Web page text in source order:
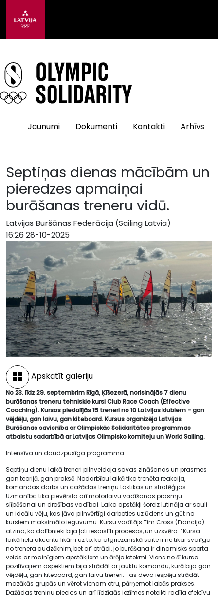
Jaunumi Dokumenti Kontakti Arhīvs
Septiņas dienas mācībām un
pieredzes apmaiņai
burāšanas treneru vidū.
Latvijas Buršānas Federācija (Sailing Latvia)
16:26 28-10-2025
Apskatīt galeriju
No 23. līdz 29. septembrim Rīgā, Ķīšezerā, norisinājās 7 dienu
burāšanas treneru tehniskie kursi Club Race Coach (Effective
Coaching). Kursos piedalījās 15 treneri no 10 Latvijas klubiem – gan
vējdēļu, gan laivu, gan kiteboard. Kursus organizēja Latvijas
Burāšanas savienība ar Olimpiskās Solidaritātes programmas
atbalstu sadarbībā ar Latvijas Olimpisko komiteju un World Sailing.
Intensīva un daudzpusīga programma
Septiņu dienu laikā treneri pilnveidoja savas zināšanas un prasmes
gan teorijā, gan praksē. Nodarbību laikā tika trenēta reakcija,
komandas darbs un dažādas treniņu taktikas un stratēģijas.
Uzmanība tika pievērsta arī motorlaivu vadīšanas prasmju
slīpēšanai un drošības vadībai. Laika apstākļi šoreiz lutināja ar sauli
un ideālu vēju, kas ļāva pilnvērtīgi darboties uz ūdens un gūt no
kursiem maksimālo ieguvumu. Kursu vadītājs Tim Cross (Francija)
atzina, ka dalībnieki bija ļoti iesaistīti procesos, un uzsvēra: “Kursa
laikā lielu akcentu likām uz to, ka atgriezeniskā saite ir ne tikai svarīga
no trenera audzēknim, bet arī otrādi, jo burāšana ir dinamisks sporta
veids ar mainīgiem apstākļiem un ārējo ietekmi. Viens no šī kursa
pozitīvajiem aspektiem bija strādāt ar jauktu komandu, kurā bija gan
vējdēļu, gan kiteboard, gan laivu treneri. Tas deva iespēju strādāt
mazākās grupās un vērot vienam otru, pārņemot labās prakses.
Dažādas treniņu pieejas un arī līdzīgās iezīmes noteikti radīja efektīvu